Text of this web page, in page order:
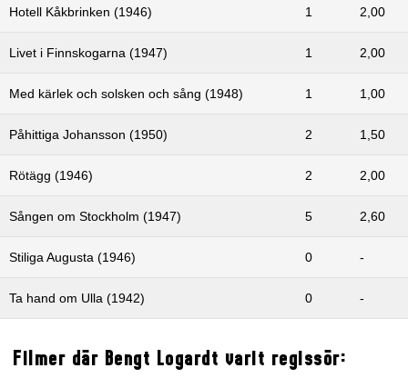
Hotell Kåkbrinken (1946) 1 2,00
Livet i Finnskogarna (1947) 1 2,00
Med kärlek och solsken och sång (1948) 1 1,00
Påhittiga Johansson (1950) 2 1,50
Rötägg (1946) 2 2,00
Sången om Stockholm (1947) 5 2,60
Stiliga Augusta (1946) 0 -
Ta hand om Ulla (1942) 0 -
Filmer där Bengt Logardt varit regissör: